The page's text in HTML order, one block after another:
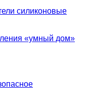
силиконовые
«умный дом»